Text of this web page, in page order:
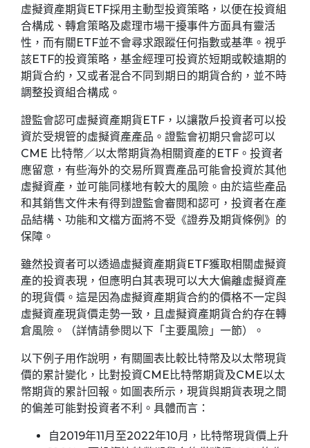
虛擬資產期貨ETF採用主動型投資策略，以便在投資組
合構成、轉倉策略及處理市場干擾事件方面具有靈活
性，而有關ETF並不會尋求跟蹤任何指數或基準。視乎
該ETF的投資策略，基金經理可投資於短期或較遠期的
期貨合約，又或者混合不同到期日的期貨合約，並不時
調整投資組合構成。
證監會認可虛擬資產期貨ETF，以讓散戶投資者可以投
資於受規管的虛擬資產產品。證監會初期只會認可以
CME 比特幣／以太幣期貨為相關資產的ETF。投資者
應留意，有些海外的交易所買賣產品可能會投資於其他
虛擬資產，並可能同樣地有較大的風險。由於這些產品
和其銷售文件未有得到證監會審閱和認可，投資者在產
品結構、功能和文檔方面將不受《證券及期貨條例》的
保障。
雖然投資者可以透過虛擬資產期貨ETF獲取相關虛擬資
產的投資表現，但應明白其表現可以大大偏離虛擬資產
的現貨價。這是因為虛擬資產期貨合約的價格不一定與
虛擬資產現貨價走勢一致，且虛擬資產期貨合約存在轉
倉風險。（詳情請參閱以下「主要風險」一節）。
以下例子用作說明，有關圖表比較比特幣及以太幣現貨
價的累計變化，比對投資CME比特幣期貨及CME以太
幣期貨的累計回報。如圖表所示，現貨與期貨表現之間
的偏差可能對投資者不利。具體而言：
自2019年11月至2022年10月，比特幣現貨價上升